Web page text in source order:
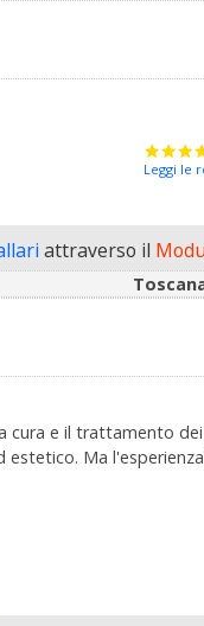
Leggi le
attraverso il
cura e il trattamento
Ma l'esperienza